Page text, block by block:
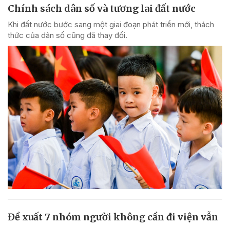
Chính sách dân số và tương lai đất nước
Khi đất nước bước sang một giai đoạn phát triển mới, thách
thức của dân số cũng đã thay đổi.
Đề xuất 7 nhóm người không cần đi viện vẫn